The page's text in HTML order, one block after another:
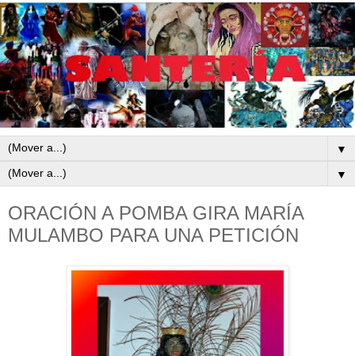
▼
▼
ORACIÓN A POMBA GIRA MARÍA
MULAMBO PARA UNA PETICIÓN